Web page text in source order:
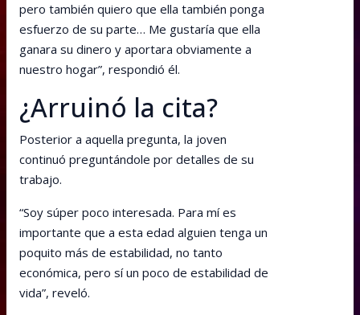
pero también quiero que ella también ponga
esfuerzo de su parte… Me gustaría que ella
ganara su dinero y aportara obviamente a
nuestro hogar”, respondió él.
¿Arruinó la cita?
Posterior a aquella pregunta, la joven
continuó preguntándole por detalles de su
trabajo.
“Soy súper poco interesada. Para mí es
importante que a esta edad alguien tenga un
poquito más de estabilidad, no tanto
económica, pero sí un poco de estabilidad de
vida”, reveló.